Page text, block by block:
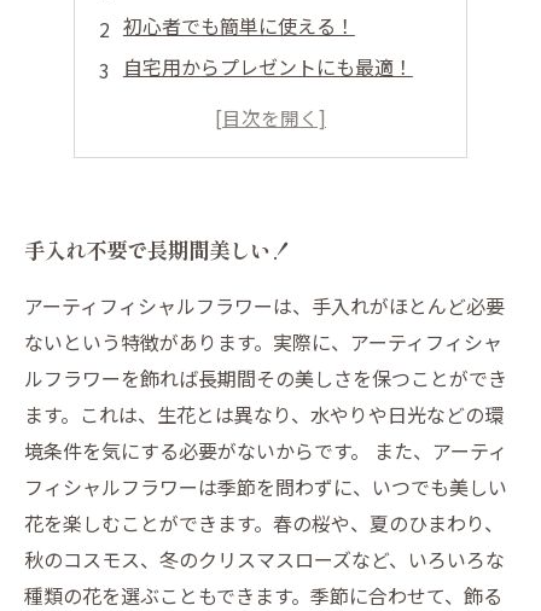
初心者でも簡単に使える！
自宅用からプレゼントにも最適！
手作りで楽しむ！
手入れ不要で長期間美しい！
アーティフィシャルフラワーは、手入れがほとんど必要
ないという特徴があります。実際に、アーティフィシャ
ルフラワーを飾れば長期間その美しさを保つことができ
ます。これは、生花とは異なり、水やりや日光などの環
境条件を気にする必要がないからです。 また、アーティ
フィシャルフラワーは季節を問わずに、いつでも美しい
花を楽しむことができます。春の桜や、夏のひまわり、
秋のコスモス、冬のクリスマスローズなど、いろいろな
種類の花を選ぶこともできます。季節に合わせて、飾る